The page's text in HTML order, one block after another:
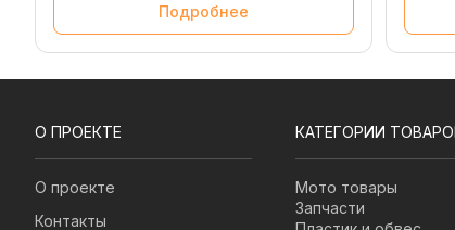
Подробнее
О ПРОЕКТЕ
О проекте
Контакты
КАТЕГОРИИ
Мото товары
Запчасти